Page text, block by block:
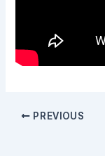
PREVIOUS